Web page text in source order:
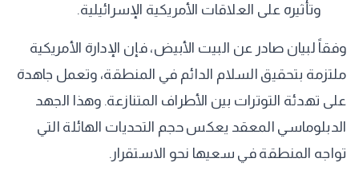
وتأثيره على العلاقات الأمريكية الإسرائيلية.
وفقاً لبيان صادر عن البيت الأبيض، فإن الإدارة الأمريكية
ملتزمة بتحقيق السلام الدائم في المنطقة، وتعمل جاهدة
على تهدئة التوترات بين الأطراف المتنازعة. وهذا الجهد
الدبلوماسي المعقد يعكس حجم التحديات الهائلة التي
تواجه المنطقة في سعيها نحو الاستقرار.